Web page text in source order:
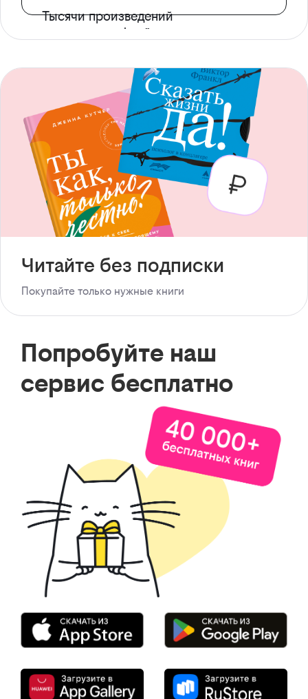
Тысячи произведений
с доступом офлайн
Читайте без подписки
Покупайте только нужные книги
Попробуйте наш
сервис бесплатно